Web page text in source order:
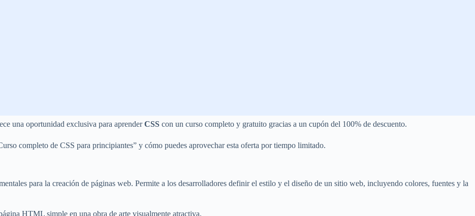
una oportunidad exclusiva para aprenderCSS con un curso completo y gratuito gracias a un cupón del 100% de descuento.
completo de CSS para principiantes” y cómo puedes aprovechar esta oferta por tiempo limitado.
para la creación de páginas web. Permite a los desarrolladores definir el estilo y el diseño de un sitio web, incluyendo colores, fuentes y la
HTML simple en una obra de arte visualmente atractiva.